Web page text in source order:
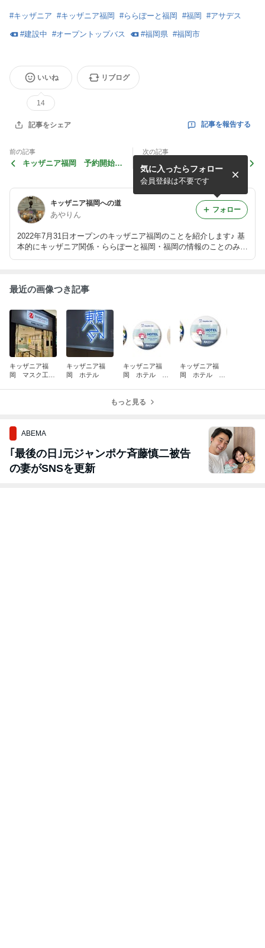
#キッザニア #キッザニア福岡 #ららぽーと福岡 #福岡 #アサデス
#建設中 #オープントップバス #福岡県 #福岡市
いいね
14
リブログ
記事をシェア 記事を報告する
前の記事
キッザニア福岡 予約開始日
次の記事
福岡の街を走る便利なChari
Chari
キッザニア福岡への道
あやりん
2022年7月31日オープンのキッザニア福岡のことを紹介します♪ 基
本的にキッザニア関係・ららぽーと福岡・福岡の情報のことのみ書
気に入ったらフォロー
会員登録は不要です
フォロー
最近の画像つき記事
キッザニア福
岡 マスク工
キッザニア福
岡 ホテル
キッザニア福
岡 ホテル オ
キッザニア福
岡 ホテル オ
もっと見る
ABEMA
｢最後の日｣元ジャンポケ斉藤慎二被告
の妻がSNSを更新